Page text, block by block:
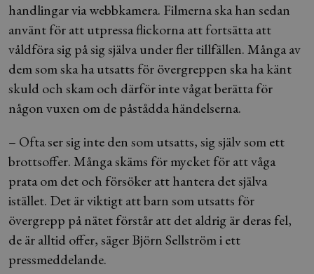
handlingar via webbkamera. Filmerna ska han sedan
använt för att utpressa flickorna att fortsätta att
våldföra sig på sig själva under fler tillfällen. Många av
dem som ska ha utsatts för övergreppen ska ha känt
skuld och skam och därför inte vågat berätta för
någon vuxen om de påstådda händelserna.
– Ofta ser sig inte den som utsatts, sig själv som ett
brottsoffer. Många skäms för mycket för att våga
prata om det och försöker att hantera det själva
istället. Det är viktigt att barn som utsatts för
övergrepp på nätet förstår att det aldrig är deras fel,
de är alltid offer, säger Björn Sellström i ett
pressmeddelande.